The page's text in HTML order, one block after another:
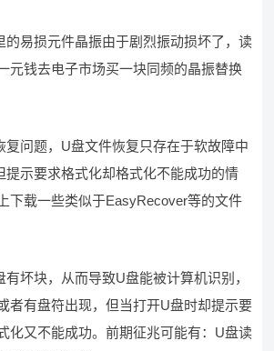
的易损元件晶振由于剧烈振动损坏了，读
元钱去电子市场买一块同频的晶振替换
复问题，U盘文件恢复只存在于软故障中
提示要求格式化却格式化不能成功的情
下载一些类似于EasyRecover等的文件
坏块，从而导致U盘能被计算机识别，
者有盘符出现，但当打开U盘时却提示要
化又不能成功。前期征兆可能有：U盘读